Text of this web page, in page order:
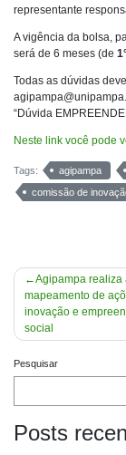
representante
A vigência da bolsa,
será de 6 meses (de
Todas as dúvidas
“Dúvida
Neste link você pode
Tags: agipampa
comissão de
Navegação
de
Post
Agipampa realiza
mapeamento de
inovação e
social
Pesquisar
Posts